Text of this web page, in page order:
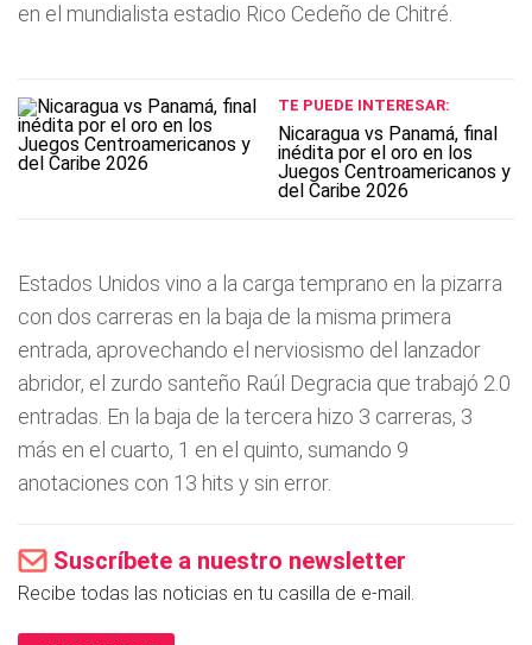
en el mundialista estadio Rico Cedeño de Chitré.
TE PUEDE INTERESAR:
Nicaragua vs Panamá, final
inédita por el oro en los
Juegos Centroamericanos y
del Caribe 2026
Estados Unidos vino a la carga temprano en la pizarra
con dos carreras en la baja de la misma primera
entrada, aprovechando el nerviosismo del lanzador
abridor, el zurdo santeño Raúl Degracia que trabajó 2.0
entradas. En la baja de la tercera hizo 3 carreras, 3
más en el cuarto, 1 en el quinto, sumando 9
anotaciones con 13 hits y sin error.
Suscríbete a nuestro newsletter
Recibe todas las noticias en tu casilla de e-mail.